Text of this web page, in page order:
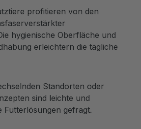
profitieren von den
hygienische Oberfläche und
erleichtern die tägliche
Standorten oder
sind leichte und
Futterlösungen gefragt.